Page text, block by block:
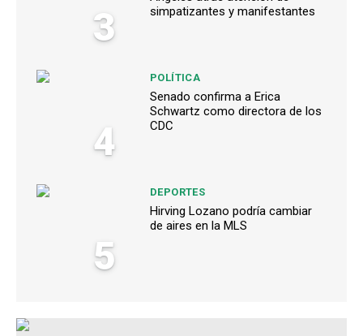
3
simpatizantes y manifestantes
4
POLÍTICA
Senado confirma a Erica
Schwartz como directora de los
CDC
5
DEPORTES
Hirving Lozano podría cambiar
de aires en la MLS